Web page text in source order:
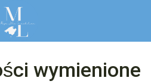
wymienione